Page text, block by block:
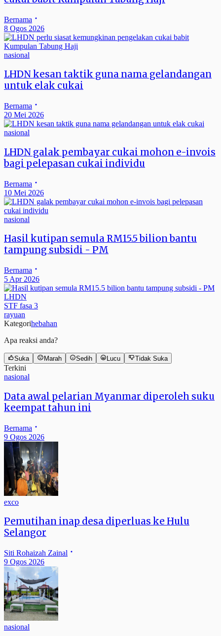
Bernama
8 Ogos 2026
nasional
LHDN kesan taktik guna nama gelandangan
untuk elak cukai
Bernama
20 Mei 2026
nasional
LHDN galak pembayar cukai mohon e-invois
bagi pelepasan cukai individu
Bernama
10 Mei 2026
nasional
Hasil kutipan semula RM15.5 bilion bantu
tampung subsidi - PM
Bernama
5 Apr 2026
LHDN
STF fasa 3
rayuan
Kategorihebahan
Apa reaksi anda?
Suka Marah Sedih Lucu Tidak Suka
Terkini
nasional
Data awal pelarian Myanmar diperoleh suku
keempat tahun ini
Bernama
9 Ogos 2026
exco
Pemutihan inap desa diperluas ke Hulu
Selangor
Siti Rohaizah Zainal
9 Ogos 2026
nasional